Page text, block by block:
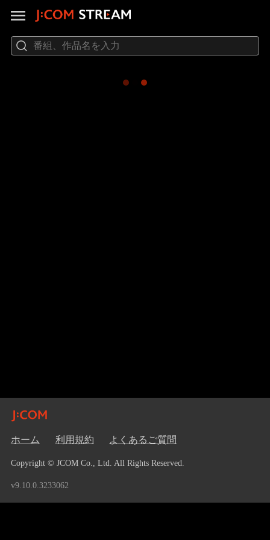
ホーム 利用規約 よくあるご質問
Copyright © JCOM Co., Ltd. All Rights Reserved.
v9.10.0.3233062